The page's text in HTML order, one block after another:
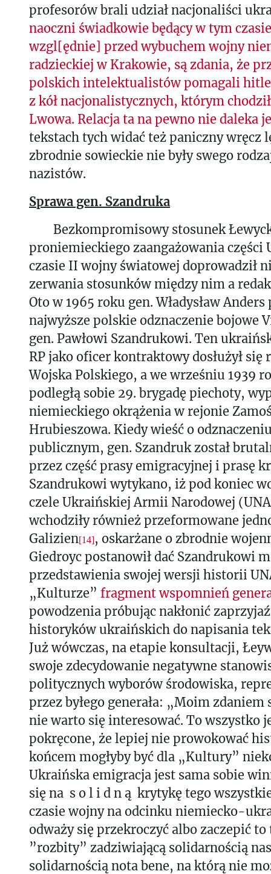
profesorów brali udział nacjonaliści
naoczni świadkowie będący w tym
wzgl[ędnie] przed wybuchem wojny
radzieckiej w Krakowie, są zdania, że
polskich intelektualistów pomagali
z kół nacjonalistycznych, którym
Lwowa. Relacja ta na pewno nie daleka
tekstach tych widać też paniczny wręcz
zbrodnie sowieckie nie były swego
nazistów.
Sprawa gen. Szandruka
Bezkompromisowy stosunek
proniemieckiego zaangażowania części
czasie II wojny światowej doprowadził
zerwania stosunków między nim a
Oto w 1965 roku gen. Władysław Anders
najwyższe polskie odznaczenie
gen. Pawłowi Szandrukowi. Ten
RP jako oficer kontraktowy dosłużył się
Wojska Polskiego, a we wrześniu 1939
podległą sobie 29. brygadę piechoty,
niemieckiego okrążenia w rejonie
Hrubieszowa. Kiedy wieść o
publicznym, gen. Szandruk został
przez część prasy emigracyjnej i prasę
Szandrukowi wytykano, iż pod koniec
czele Ukraińskiej Armii Narodowej
wchodziły również przeformowane
Galizien[14], oskarżane o zbrodnie
Giedroyc postanowił dać Szandrukowi
przedstawienia swojej wersji historii
„Kulturze” fragment wspomnień
powodzenia próbując nakłonić
historyków ukraińskich do napisania
Już wówczas, na etapie konsultacji,
swoje zdecydowanie negatywne
politycznych wyborów środowiska,
przez byłego generała: „Moim zdaniem
nie warto się interesować. To wszystko
pokręcone, że lepiej nie prowokować
końcem mogłyby być dla „Kultury”
Ukraińska emigracja jest sama sobie
się na s o l i d n ą krytykę tego
czasie wojny na odcinku niemiecko-
odważy się przekroczyć albo zaczepić to
”rozbity” zadziwiającą solidarnością
solidarnością nota bene, na którą nie